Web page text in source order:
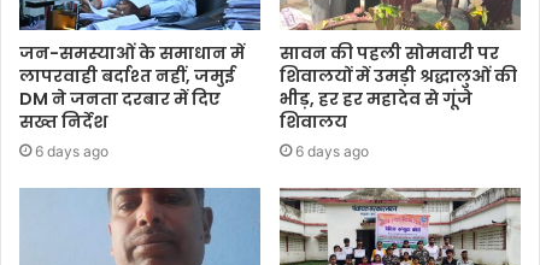
जन-समस्याओं के समाधान में
लापरवाही बर्दाश्त नहीं, जमुई
DM ने जनता दरबार में दिए
सख्त निर्देश
6 days ago
सावन की पहली सोमवारी पर
शिवालयों में उमड़ी श्रद्धालुओं की
भीड़, हर हर महादेव से गूंजे
शिवालय
6 days ago